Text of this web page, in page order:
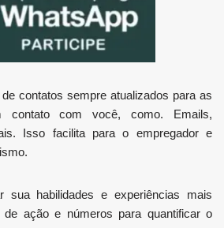
contatos sempre atualizados para as
contato com você, como. Emails,
Isso facilita para o empregador e
sua habilidades e experiências mais
de ação e números para quantificar o